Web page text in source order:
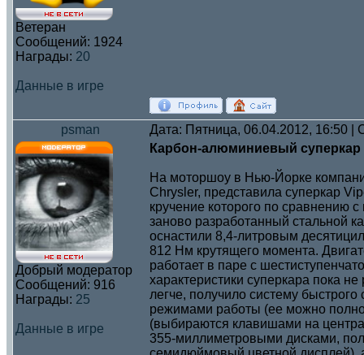
Ветеран
Сообщений: 1924
Награды: 20
Данные в игре
psman Дата: Пятница, 06.04.2012, 16:50
Добрый модератор
Сообщений: 916
Награды: 25
Данные в игре
Карбон-алюминиевый суперкар
На моторшоу в Нью-Йорке
Chrysler, представила суперкар
кручение которого по сравнению
заново разработанный стальной
оснастили 8,4-литровым
812 Нм крутящего момента.
работает в паре с
характеристики суперкара пока
легче, получило систему
режимами работы (ее можно
(выбираются клавишами на
355-миллиметровыми дисками,